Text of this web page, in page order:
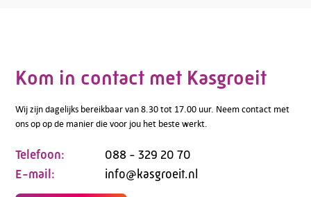
Kom in contact met Kasgroeit
Wij zijn dagelijks bereikbaar van 8.30 tot 17.00 uur. Neem contact met
ons op op de manier die voor jou het beste werkt.
Telefoon:
088 - 329 20 70
E-mail:
info@kasgroeit.nl